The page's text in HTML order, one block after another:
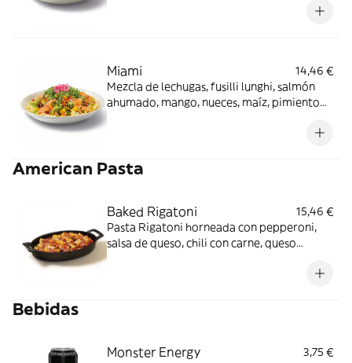
Miami
14,46 €
Mezcla de lechugas, fusilli lunghi, salmón
ahumado, mango, nueces, maíz, pimiento
congelados a Tª < de -20ºC, mínimo 24
American Pasta
Baked Rigatoni
15,46 €
Pasta Rigatoni horneada con pepperoni,
salsa de queso, chili con carne, queso
Bebidas
Monster Energy 3,75 €